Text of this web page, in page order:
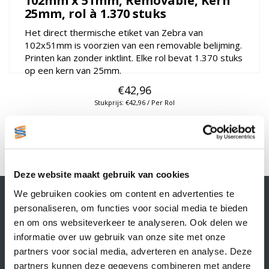
Deze website maakt gebruik van cookies
We gebruiken cookies om content en advertenties te
personaliseren, om functies voor social media te bieden
en om ons websiteverkeer te analyseren. Ook delen we
informatie over uw gebruik van onze site met onze
partners voor social media, adverteren en analyse. Deze
partners kunnen deze gegevens combineren met andere
25mm, rol à 1.370 stuks
Het direct thermische etiket van Zebra van
102x51mm is voorzien van een removable belijming.
Printen kan zonder inktlint. Elke rol bevat 1.370 stuks
op een kern van 25mm.
€42,96
Stukprijs: €42,96 / Per Rol
1
Contactgegevens
Supply Service B.V.
Nijverheidsstraat 25-K
3861 RJ Nijkerk
info@supplyservice.nl
+31 33 468 13 42